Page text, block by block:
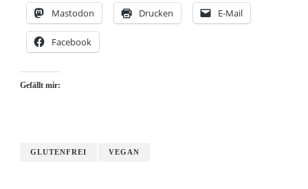
Mastodon Drucken E-Mail
Facebook
Gefällt mir:
GLUTENFREI VEGAN